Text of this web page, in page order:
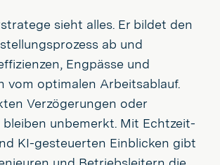
sieht alles. Er bildet den
ab und
Engpässe und
vom optimalen Arbeitsablauf.
Verzögerungen oder
bleiben unbemerkt. Mit Echtzeit-
KI-gesteuerten Einblicken gibt